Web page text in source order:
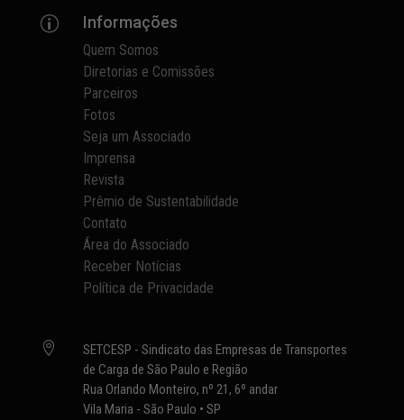
p Informações
Quem Somos
Diretorias e Comissões
Parceiros
Fotos
Seja um Associado
Imprensa
Revista
Prêmio de Sustentabilidade
Contato
Área do Associado
Receber Notícias
Política de Privacidade

SETCESP - Sindicato das Empresas de Transportes
de Carga de São Paulo e Região
Rua Orlando Monteiro, nº 21, 6º andar
Vila Maria - São Paulo • SP